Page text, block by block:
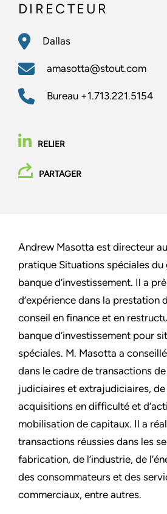
DIRECTEUR
Dallas
amasotta@stout.com
Bureau +1.713.221.5154
RELIER
PARTAGER
Andrew Masotta est directeur
pratique Situations spéciales du
banque d’investissement. Il a
d’expérience dans la prestation
conseil en finance et en
banque d’investissement pour
spéciales. M. Masotta a
dans le cadre de transactions
judiciaires et extrajudiciaires,
acquisitions en difficulté et
mobilisation de capitaux. Il a
transactions réussies dans les
fabrication, de l’industrie, de
des consommateurs et des
commerciaux, entre autres.